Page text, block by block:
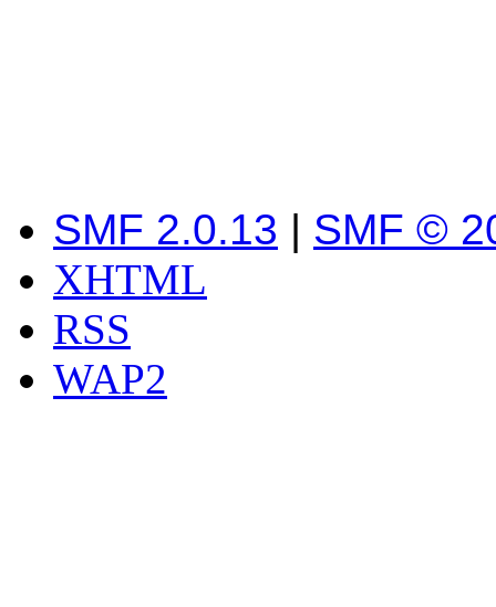
SMF 2.0.13 | SMF ©
XHTML
RSS
WAP2